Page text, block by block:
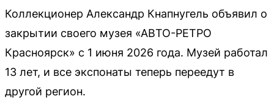
Коллекционер Александр Кнапнугель объявил о
закрытии своего музея «АВТО-РЕТРО
Красноярск» с 1 июня 2026 года. Музей работал
13 лет, и все экспонаты теперь переедут в
другой регион.